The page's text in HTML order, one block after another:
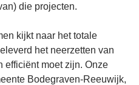
die projecten.
kijkt naar het totale
het neerzetten van
efficiënt moet zijn. Onze
Bodegraven-Reeuwijk,